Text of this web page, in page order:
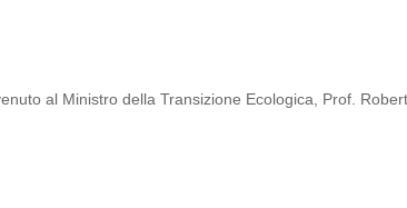
al Ministro della Transizione Ecologica, Prof.